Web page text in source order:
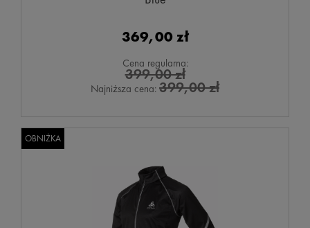
369,00 zł
Cena regularna:
399,00 zł
Najniższa cena: 399,00 zł
OBNIŻKA